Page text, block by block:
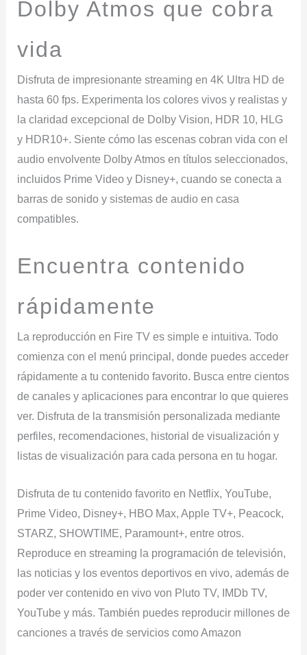
Dolby Atmos que cobra
vida
Disfruta de impresionante streaming en 4K Ultra HD de
hasta 60 fps. Experimenta los colores vivos y realistas y
la claridad excepcional de Dolby Vision, HDR 10, HLG
y HDR10+. Siente cómo las escenas cobran vida con el
audio envolvente Dolby Atmos en títulos seleccionados,
incluidos Prime Video y Disney+, cuando se conecta a
barras de sonido y sistemas de audio en casa
compatibles.
Encuentra contenido
rápidamente
La reproducción en Fire TV es simple e intuitiva. Todo
comienza con el menú principal, donde puedes acceder
rápidamente a tu contenido favorito. Busca entre cientos
de canales y aplicaciones para encontrar lo que quieres
ver. Disfruta de la transmisión personalizada mediante
perfiles, recomendaciones, historial de visualización y
listas de visualización para cada persona en tu hogar.
Disfruta de tu contenido favorito en Netflix, YouTube,
Prime Video, Disney+, HBO Max, Apple TV+, Peacock,
STARZ, SHOWTIME, Paramount+, entre otros.
Reproduce en streaming la programación de televisión,
las noticias y los eventos deportivos en vivo, además de
poder ver contenido en vivo von Pluto TV, IMDb TV,
YouTube y más. También puedes reproducir millones de
canciones a través de servicios como Amazon